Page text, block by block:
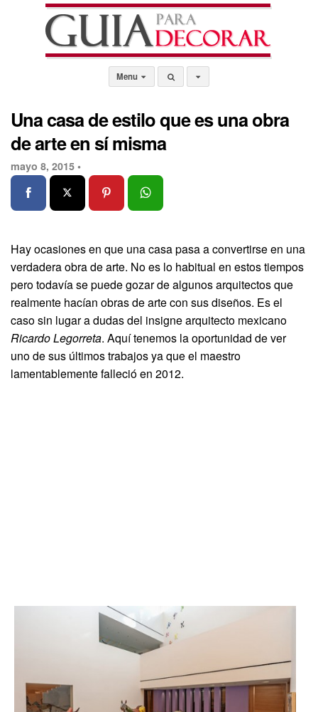
Menu
Una casa de estilo que es una obra
de arte en sí misma
mayo 8, 2015 •
Hay ocasiones en que una casa pasa a convertirse en una
verdadera obra de arte. No es lo habitual en estos tiempos
pero todavía se puede gozar de algunos arquitectos que
realmente hacían obras de arte con sus diseños. Es el
caso sin lugar a dudas del insigne arquitecto mexicano
Ricardo Legorreta. Aquí tenemos la oportunidad de ver
uno de sus últimos trabajos ya que el maestro
lamentablemente falleció en 2012.